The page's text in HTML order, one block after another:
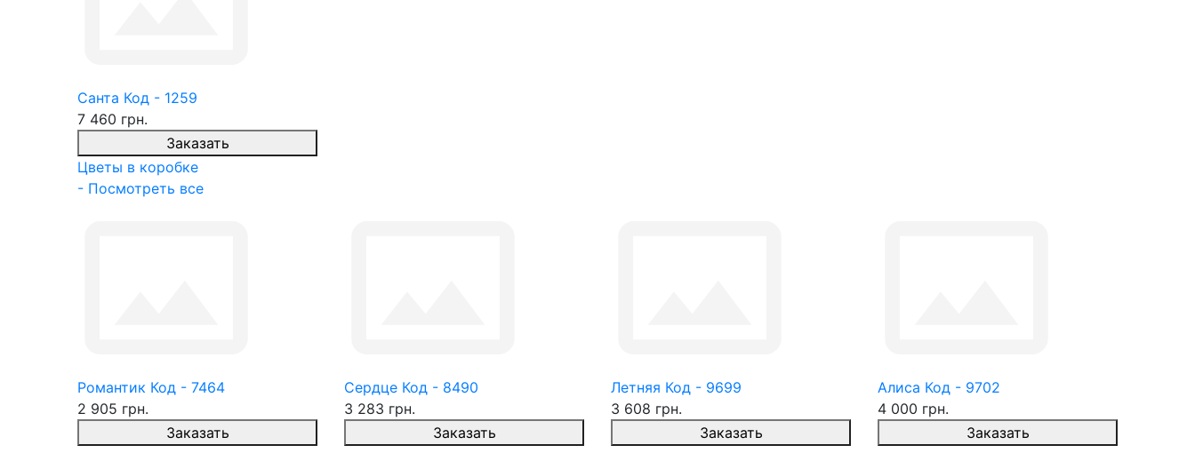
Санта Код - 1259
7 460 грн.
Заказать
Цветы в коробке
- Посмотреть все
Романтик Код - 7464
2 905 грн.
Заказать
Сердце Код - 8490
3 283 грн.
Заказать
Летняя Код - 9699
3 608 грн.
Заказать
Алиса Код - 9702
4 000 грн.
Заказать